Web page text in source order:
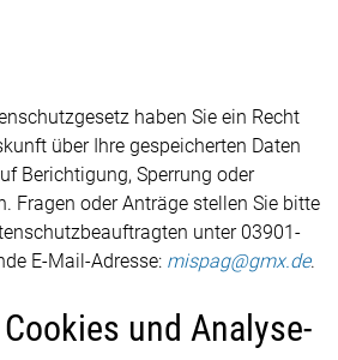
haben Sie ein Recht
über Ihre gespeicherten Daten
Berichtigung, Sperrung oder
Fragen oder Anträge stellen Sie bitte
unter 03901-
E-Mail-Adresse: mispag@gmx.de.
und Analyse-